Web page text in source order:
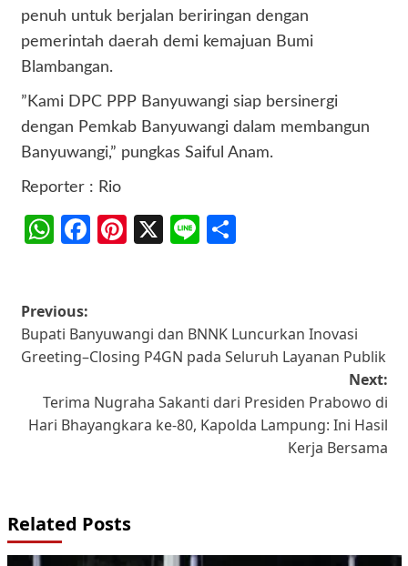
penuh untuk berjalan beriringan dengan
pemerintah daerah demi kemajuan Bumi
Blambangan.
​”Kami DPC PPP Banyuwangi siap bersinergi
dengan Pemkab Banyuwangi dalam membangun
Banyuwangi,” pungkas Saiful Anam.
​Reporter : Rio
WhatsApp
Facebook
Pinterest
X Line
Post
navigation
Previous:
Bupati Banyuwangi dan BNNK Luncurkan Inovasi
Greeting–Closing P4GN pada Seluruh Layanan Publik
Next:
Terima Nugraha Sakanti dari Presiden Prabowo di
Hari Bhayangkara ke-80, Kapolda Lampung: Ini Hasil
Kerja Bersama
Related Posts